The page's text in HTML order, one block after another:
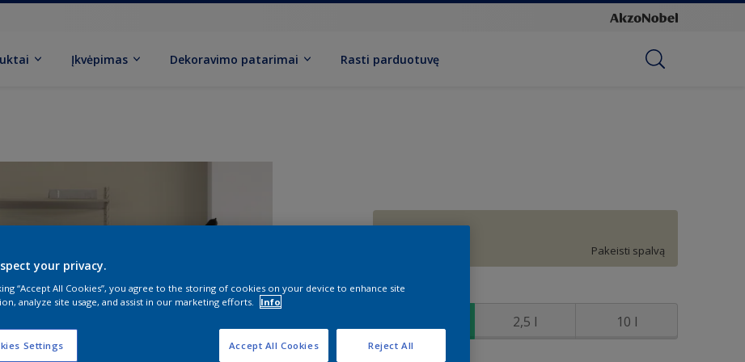
Įkvėpimas Dekoravimo patarimai Rasti parduotuvę
Pakeisti spalvą
Dydis
2,5 l 10 l
your privacy.
“Accept All Cookies”, you agree to the storing of cookies on your device to enhance site
analyze site usage, and assist in our marketing efforts.
Info
Settings Reject All
Accept All Cookies